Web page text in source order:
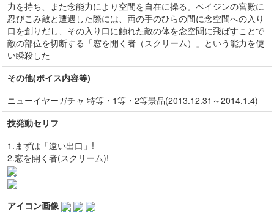
力を持ち、また念能力により空間を自在に操る。ペイジンの宮殿に
忍びこみ敵と遭遇した際には、両の手のひらの間に念空間への入り
口を創りだし、その入り口に触れた敵の体を念空間に飛ばすことで
敵の部位を切断する「窓を開く者（スクリーム）」という能力を使
い瞬殺した
その他(ボイス内容等)
ニューイヤーガチャ 特等・1等・2等景品(2013.12.31～2014.1.4)
技発動セリフ
1.まずは「遠い出口」!
2.窓を開く者(スクリーム)!
アイコン画像